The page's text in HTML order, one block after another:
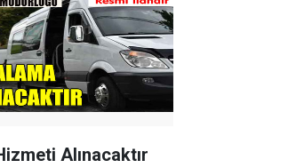
Alınacaktır